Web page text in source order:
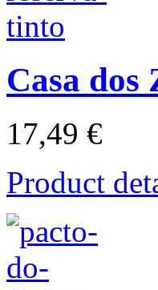
Casa dos
17,49 €
Product